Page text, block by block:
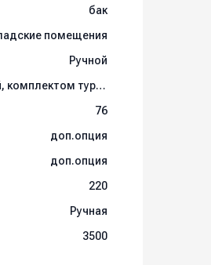
бак
помещения
Ручной
с двойной изоляцией, независимой вентиляцией, комплектом турбин с 3-мя стадиями всасывания
76
доп.опция
доп.опция
220
Ручная
3500